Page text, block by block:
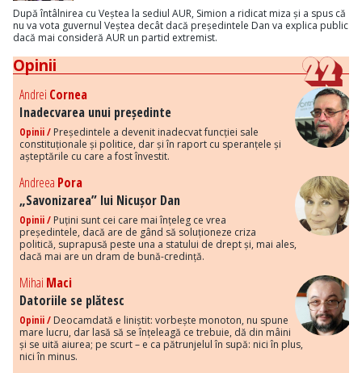
După întâlnirea cu Veștea la sediul AUR, Simion a ridicat miza și a spus că
nu va vota guvernul Veștea decât dacă președintele Dan va explica public
dacă mai consideră AUR un partid extremist.
Opinii
Andrei Cornea
Inadecvarea unui președinte
Opinii / Președintele a devenit inadecvat funcției sale
constituționale și politice, dar și în raport cu speranțele și
așteptările cu care a fost învestit.
Andreea Pora
„Savonizarea” lui Nicușor Dan
Opinii / Puțini sunt cei care mai înțeleg ce vrea
președintele, dacă are de gând să soluționeze criza
politică, suprapusă peste una a statului de drept și, mai ales,
dacă mai are un dram de bună-credință.
Mihai Maci
Datoriile se plătesc
Opinii / Deocamdată e liniștit: vorbește monoton, nu spune
mare lucru, dar lasă să se înțeleagă ce trebuie, dă din mâini
și se uită aiurea; pe scurt – e ca pătrunjelul în supă: nici în plus,
nici în minus.